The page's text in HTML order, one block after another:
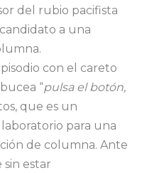
del rubio pacifista
a una
con el careto
“pulsa el botón,
que es un
para una
de columna. Ante
sin estar